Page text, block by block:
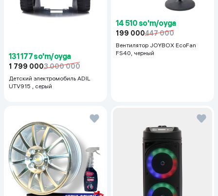
131 177 so'm/oyga
1 799 0003 000 000
Детский электромобиль ADIL
UTV915 , серый
14 510 so'm/oyga
199 000447 000
Вентилятор JOYBOX EcoFan
FS40, черный